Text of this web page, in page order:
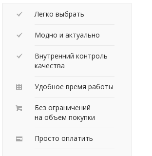
Легко выбрать
Модно и актуально
Внутренний контроль
качества
Удобное время работы
Без ограничений
на объем покупки
Просто оплатить